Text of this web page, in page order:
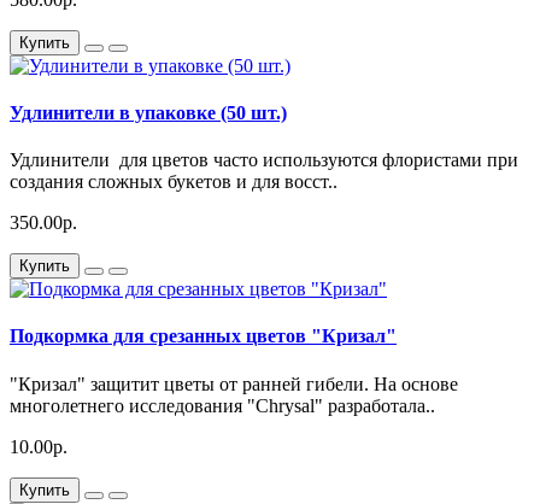
Купить
Удлинители в упаковке (50 шт.)
Удлинители для цветов часто используются флористами при
создания сложных букетов и для восст..
350.00р.
Купить
Подкормка для срезанных цветов "Кризал"
"Кризал" защитит цветы от ранней гибели. На основе
многолетнего исследования "Chrysal" разработала..
10.00р.
Купить